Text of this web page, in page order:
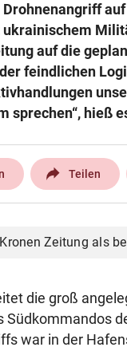
auf die
feindlichen
sprechen“, hieß
Teilen
Kronen Zeitung als
die groß
Südkommandos
war in der